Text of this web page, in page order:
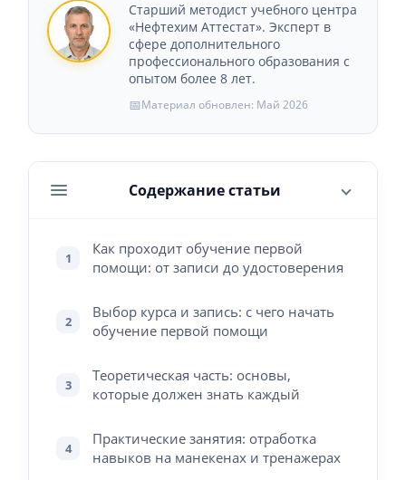
Старший методист учебного центра
«Нефтехим Аттестат». Эксперт в
сфере дополнительного
профессионального образования с
опытом более 8 лет.
📅Материал обновлен: Май 2026
Содержание статьи
1
Как проходит обучение первой
помощи: от записи до удостоверения
2
Выбор курса и запись: с чего начать
обучение первой помощи
3
Теоретическая часть: основы,
которые должен знать каждый
4
Практические занятия: отработка
навыков на манекенах и тренажерах